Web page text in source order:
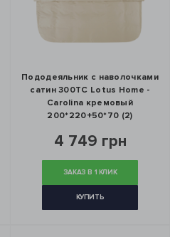
Пододеяльник с наволочками
сатин 300ТС Lotus Home -
Carolina кремовый
200*220+50*70 (2)
4 749 грн
ЗАКАЗ В 1 КЛИК
КУПИТЬ